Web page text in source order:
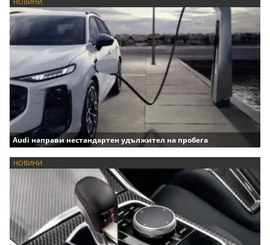
Audi направи нестандартен удължител на пробега
НОВИНИ